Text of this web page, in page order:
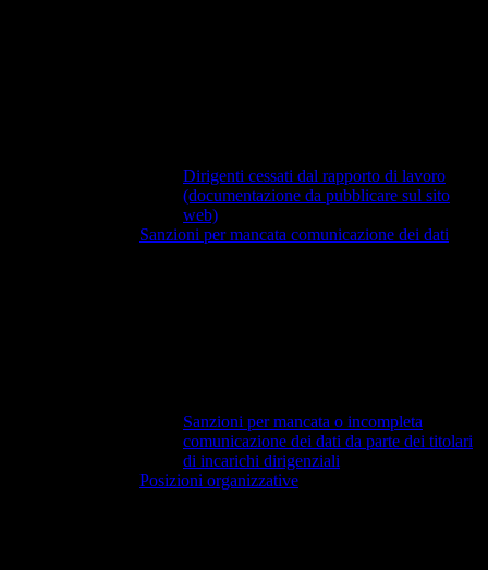
Dirigenti cessati dal rapporto di lavoro
(documentazione da pubblicare sul sito
web)
Sanzioni per mancata comunicazione dei dati
Sanzioni per mancata o incompleta
comunicazione dei dati da parte dei titolari
di incarichi dirigenziali
Posizioni organizzative